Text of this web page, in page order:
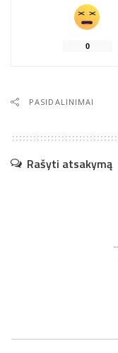
0
PASIDALINIMAI
Rašyti atsakymą